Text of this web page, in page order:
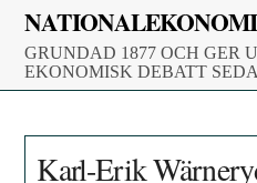
Skip
content
GRUNDAD 1877 OCH GER
EKONOMISK DEBATT
Karl-Erik